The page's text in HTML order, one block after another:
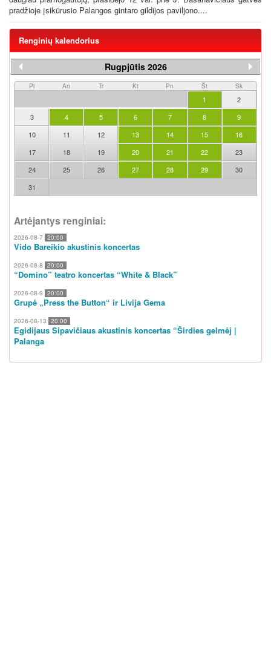
pradžioje įsikūrusio Palangos gintaro gildijos paviljono....
Renginių kalendorius
Rugpjūtis 2026
Pi An Tr Kt Pn Št Sk
1
2
3
4 5 6 7 8
9
10
11 12 13 14 15
16
17
18 19 20 21 22
23
24
25 26 27 28 29
30
31
Artėjantys renginiai:
2026-08-7 20:00
Vido Bareikio akustinis koncertas
2026-08-8 20:00
“Domino” teatro koncertas “White & Black”
2026-08-9 20:00
Grupė „Press the Button“ ir Livija Gema
2026-08-13 20:00
Egidijaus Sipavičiaus akustinis koncertas “Širdies gelmėj |
Palanga